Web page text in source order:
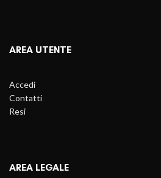
AREA UTENTE
Accedi
Contatti
Resi
AREA LEGALE